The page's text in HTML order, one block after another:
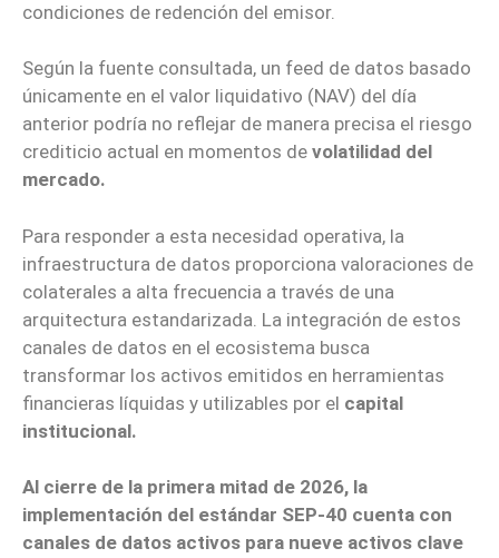
condiciones de redención del emisor.
Según la fuente consultada, un feed de datos basado
únicamente en el valor liquidativo (NAV) del día
anterior podría no reflejar de manera precisa el riesgo
crediticio actual en momentos de volatilidad del
mercado.
Para responder a esta necesidad operativa, la
infraestructura de datos proporciona valoraciones de
colaterales a alta frecuencia a través de una
arquitectura estandarizada. La integración de estos
canales de datos en el ecosistema busca
transformar los activos emitidos en herramientas
financieras líquidas y utilizables por el capital
institucional.
Al cierre de la primera mitad de 2026, la
implementación del estándar SEP-40 cuenta con
canales de datos activos para nueve activos clave